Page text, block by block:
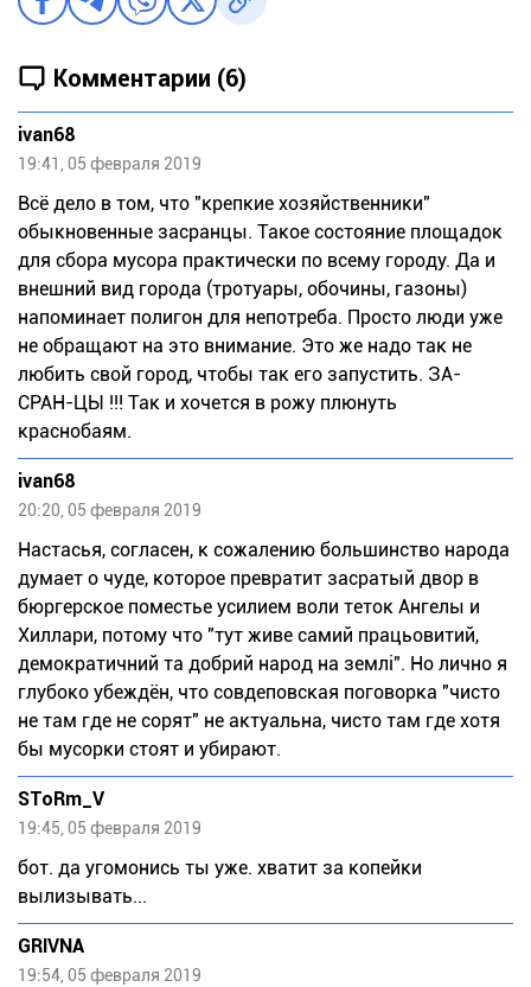
Комментарии (6)
ivan68
19:41, 05 февраля 2019
Всё дело в том, что "крепкие хозяйственники"
обыкновенные засранцы. Такое состояние площадок
для сбора мусора практически по всему городу. Да и
внешний вид города (тротуары, обочины, газоны)
напоминает полигон для непотреба. Просто люди уже
не обращают на это внимание. Это же надо так не
любить свой город, чтобы так его запустить. ЗА-
СРАН-ЦЫ !!! Так и хочется в рожу плюнуть
краснобаям.
ivan68
20:20, 05 февраля 2019
Настасья, согласен, к сожалению большинство народа
думает о чуде, которое превратит засратый двор в
бюргерское поместье усилием воли теток Ангелы и
Хиллари, потому что "тут живе самий працьовитий,
демократичний та добрий народ на землі". Но лично я
глубоко убеждён, что совдеповская поговорка "чисто
не там где не сорят" не актуальна, чисто там где хотя
бы мусорки стоят и убирают.
SToRm_V
19:45, 05 февраля 2019
бот. да угомонись ты уже. хватит за копейки
вылизывать...
GRIVNA
19:54, 05 февраля 2019